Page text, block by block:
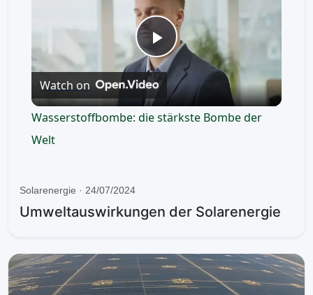
P
l
V
i
Watch on
Wasserstoffbombe: die stärkste Bombe der
Welt
Solarenergie · 24/07/2024
Umweltauswirkungen der Solarenergie